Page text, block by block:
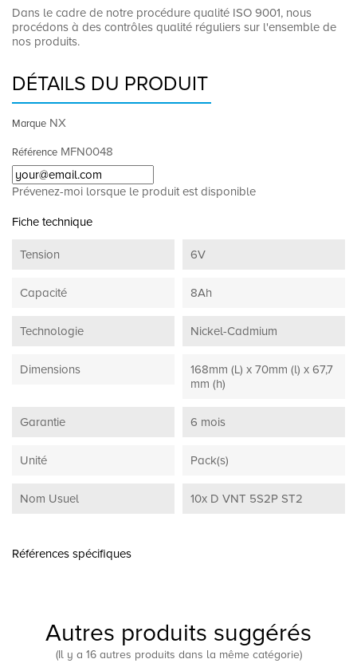
Dans le cadre de notre procédure qualité ISO 9001, nous
procédons à des contrôles qualité réguliers sur l'ensemble de
nos produits.
DÉTAILS DU PRODUIT
Marque NX
Référence MFN0048
Prévenez-moi lorsque le produit est disponible
Fiche technique
Tension 6V
Capacité 8Ah
Technologie Nickel-Cadmium
Dimensions
168mm (L) x 70mm (l) x 67,7
mm (h)
Garantie 6 mois
Unité Pack(s)
Nom Usuel 10x D VNT 5S2P ST2
Références spécifiques
Autres produits suggérés
(Il y a 16 autres produits dans la même catégorie)